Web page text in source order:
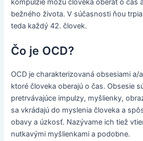
kompulzie môžu človeka oberať o čas
bežného života. V súčasnosti ňou
teda každý 42. človek.
Čo je OCD?
OCD je charakterizovaná obsesiami a/
ktoré človeka oberajú o čas. Obsesie
pretrvávajúce impulzy, myšlienky,
sa vkrádajú do myslenia človeka a
obavy a úzkosť. Nazývame ich tiež
nutkavými myšlienkami a podobne.